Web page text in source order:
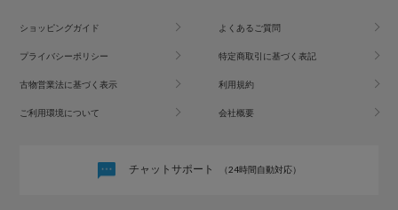
ショッピングガイド よくあるご質問
プライバシーポリシー 特定商取引に基づく表記
古物営業法に基づく表示 利用規約
ご利用環境について 会社概要
チャットサポート （24時間自動対応）